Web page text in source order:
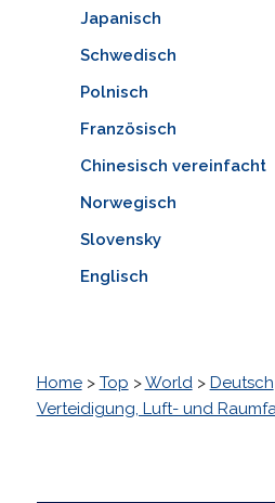
Japanisch
Schwedisch
Polnisch
Französisch
Chinesisch vereinfacht
Norwegisch
Slovensky
Englisch
Home> Top >World> Deutsch
Verteidigung, Luft- und